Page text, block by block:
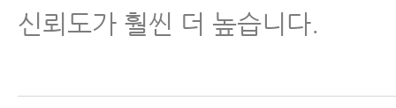
신뢰도가 훨씬 더 높습니다.